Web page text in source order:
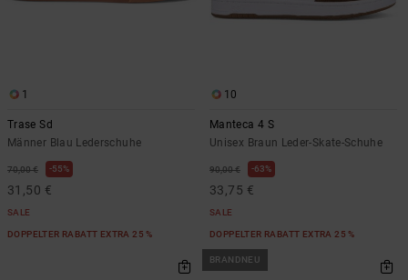
1
Trase Sd
Männer Blau Lederschuhe
70,00 € 55%
31,50 €
SALE
DOPPELTER RABATT EXTRA 25 %
10
Manteca 4 S
Unisex Braun Leder-Skate-Schuhe
90,00 € 63%
33,75 €
SALE
DOPPELTER RABATT EXTRA 25 %
BRANDNEU